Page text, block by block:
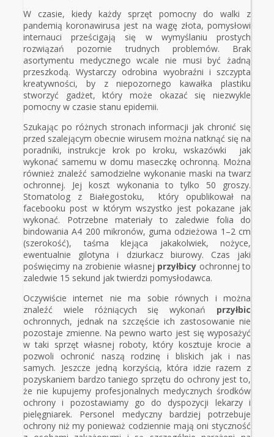
W czasie, kiedy każdy sprzęt pomocny do walki z
pandemią koronawirusa jest na wagę złota, pomysłowi
internauci prześcigają się w wymyślaniu prostych
rozwiązań pozornie trudnych problemów. Brak
asortymentu medycznego wcale nie musi być żadną
przeszkodą. Wystarczy odrobina wyobraźni i szczypta
kreatywności, by z niepozornego kawałka plastiku
stworzyć gadżet, który może okazać się niezwykle
pomocny w czasie stanu epidemii.
Szukając po różnych stronach informacji jak chronić się
przed szalejącym obecnie wirusem można natknąć się na
poradniki, instrukcje krok po kroku, wskazówki jak
wykonać samemu w domu maseczkę ochronną. Można
również znaleźć samodzielne wykonaniemaski na twarz
ochronnej. Jej koszt wykonania to tylko 50 groszy.
Stomatolog z Białegostoku, który opublikował na
facebooku post w którym wszystko jest pokazane jak
wykonać. Potrzebne materiały to zaledwie folia do
bindowania A4 200 mikronów, guma odzieżowa 1–2 cm
(szerokość), taśma klejąca jakakolwiek, nożyce,
ewentualnie gilotyna i dziurkacz biurowy. Czas jaki
poświęcimy na zrobienie własnej przyłbicy ochronnej to
zaledwie 15 sekund jak twierdzi pomysłodawca.
Oczywiście internet nie ma sobie równych i można
znaleźć wiele różniących się wykonań przyłbic
ochronnych, jednak na szczęście ich zastosowanie nie
pozostaje zmienne. Na pewno warto jest się wyposażyć
w taki sprzęt własnej roboty, który kosztuje krocie a
pozwoli ochronić naszą rodzinę i bliskich jak i nas
samych. Jeszcze jedną korzyścią, która idzie razem z
pozyskaniem bardzo taniego sprzętu do ochrony jest to,
że nie kupujemy profesjonalnych medycznych środków
ochrony i pozostawiamy go do dyspozycji lekarzy i
pielęgniarek. Personel medyczny bardziej potrzebuje
ochrony niż my ponieważ codziennie mają oni styczność